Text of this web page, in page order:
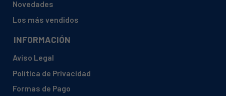
Novedades
Los más vendidos
INFORMACIÓN
Aviso Legal
Política de Privacidad
Formas de Pago